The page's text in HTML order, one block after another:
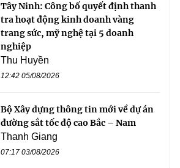
Tây Ninh: Công bố quyết định thanh
tra hoạt động kinh doanh vàng
trang sức, mỹ nghệ tại 5 doanh
nghiệp
Thu Huyền
12:42 05/08/2026
Bộ Xây dựng thông tin mới về dự án
đường sắt tốc độ cao Bắc – Nam
Thanh Giang
07:17 03/08/2026